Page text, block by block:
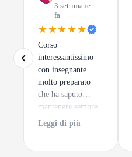
3 settimane
fa
★★★★★
Corso
interessantissimo
con insegnante
molto preparato
che ha saputo
mantenere sempre
alto l'interesse dei
Leggi di più